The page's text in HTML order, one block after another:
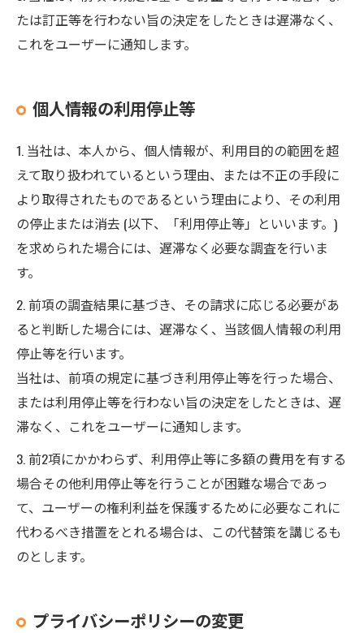
たは訂正等を行わない旨の決定をしたときは遅滞なく、
これをユーザーに通知します。
個人情報の利用停止等
1. 当社は、本人から、個人情報が、利用目的の範囲を超
えて取り扱われているという理由、または不正の手段に
より取得されたものであるという理由により、その利用
の停止または消去 (以下、「利用停止等」といいます。)
を求められた場合には、遅滞なく必要な調査を行いま
す。
2. 前項の調査結果に基づき、その請求に応じる必要があ
ると判断した場合には、遅滞なく、当該個人情報の利用
停止等を行います。
当社は、前項の規定に基づき利用停止等を行った場合、
または利用停止等を行わない旨の決定をしたときは、遅
滞なく、これをユーザーに通知します。
3. 前2項にかかわらず、利用停止等に多額の費用を有する
場合その他利用停止等を行うことが困難な場合であっ
て、ユーザーの権利利益を保護するために必要なこれに
代わるべき措置をとれる場合は、この代替策を講じるも
のとします。
プライバシーポリシーの変更